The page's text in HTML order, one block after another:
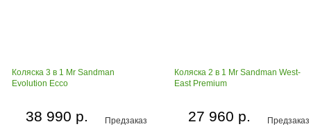
Коляска 3 в 1 Mr Sandman
Evolution Ecco
Предзаказ
38 990 р.
Коляска 2 в 1 Mr Sandman West-
East Premium
Предзаказ
27 960 р.